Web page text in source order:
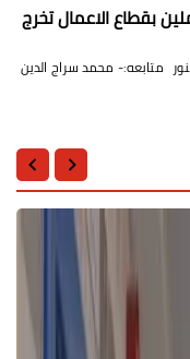
بقطاع الاعمال تخرج
متابعه:- محمد سراج الدين